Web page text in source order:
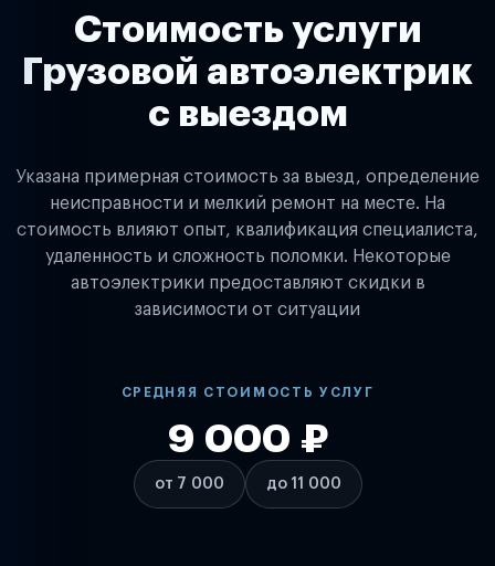
Стоимость услуги
Грузовой автоэлектрик
с выездом
Указана примерная стоимость за выезд, определение
неисправности и мелкий ремонт на месте. На
стоимость влияют опыт, квалификация специалиста,
удаленность и сложность поломки. Некоторые
автоэлектрики предоставляют скидки в
зависимости от ситуации
СРЕДНЯЯ СТОИМОСТЬ УСЛУГ
от 7 000
9 000 ₽
до 11 000